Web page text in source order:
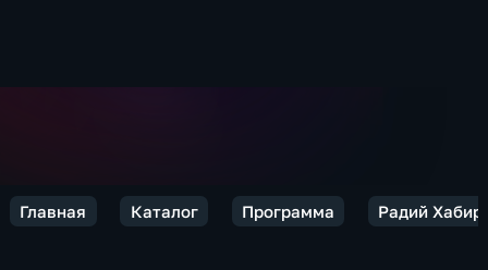
Главная Каталог Программа Радий